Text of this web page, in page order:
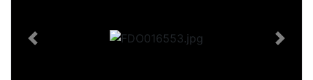
Previous Next